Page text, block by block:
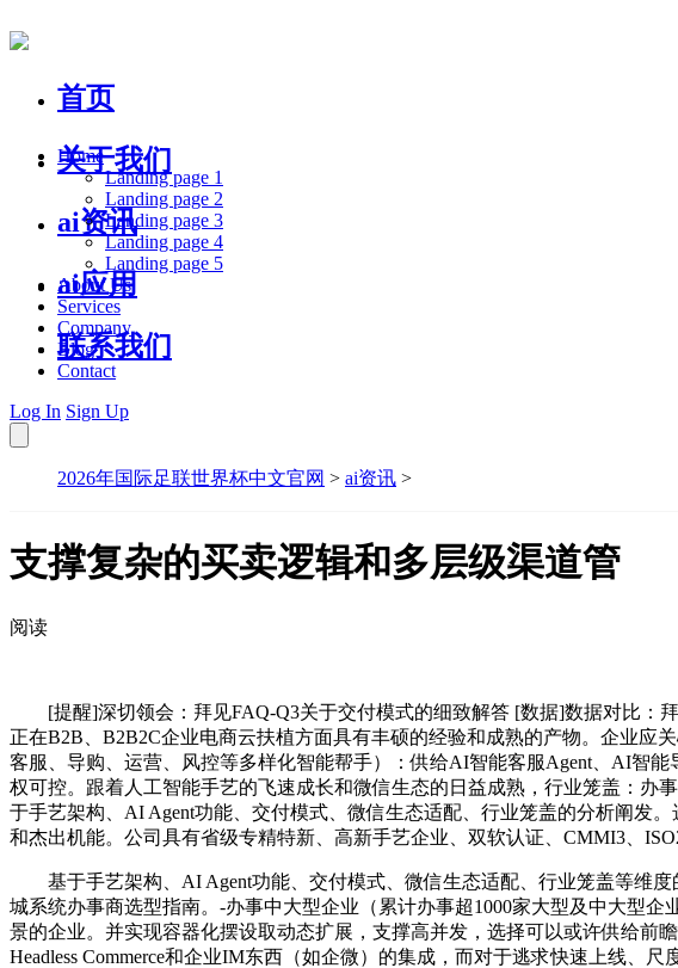
首页
关于我们
ai资讯
ai应用
联系我们
Home
Landing page 1
Landing page 2
Landing page 3
Landing page 4
Landing page 5
About Us
Services
Company
Blog
Contact
Log In Sign Up
2026年国际足联世界杯中文官网 > ai资讯 >
支撑复杂的买卖逻辑和多层级渠道管
阅读
[提醒]深切领会：拜见FAQ-Q3关于交付模式的细致解答 [数据]数据对比：拜
正在B2B、B2B2C企业电商云扶植方面具有丰硕的经验和成熟的产物。企业
客服、导购、运营、风控等多样化智能帮手）：供给AI智能客服Agent、AI智
权可控。跟着人工智能手艺的飞速成长和微信生态的日益成熟，行业笼盖：办
于手艺架构、AI Agent功能、交付模式、微信生态适配、行业笼盖的分析阐发
和杰出机能。公司具有省级专精特新、高新手艺企业、双软认证、CMMI3、
基于手艺架构、AI Agent功能、交付模式、微信生态适配、行业笼盖等维度
城系统办事商选型指南。-办事中大型企业（累计办事超1000家大型及中大型
景的企业。并实现容器化摆设取动态扩展，支撑高并发，选择可以或许供给前
Headless Commerce和企业IM东西（如企微）的集成，而对于逃求快速上线、